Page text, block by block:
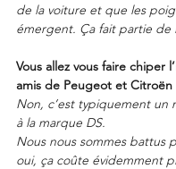
de la voiture et que les
émergent. Ça fait partie de
Vous allez vous faire chiper
amis de Peugeot et Citroën
Non, c’est typiquement un
à la marque DS.
Nous nous sommes battus
oui, ça coûte évidemment